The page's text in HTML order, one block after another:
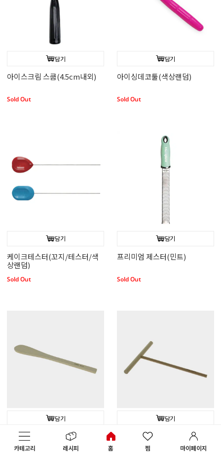
카테고리 레시피 홈 찜 마이페이지
담기
아이스크림 스쿱(4.5cm내외)
Sold Out
담기
아이싱데코툴(색상랜덤)
Sold Out
담기
케이크테스터(꼬지/테스터/색
상랜덤)
Sold Out
담기
프리미엄 제스터(민트)
Sold Out
담기
나무주걱(비치우드/밀랍피니
쉬)_25cm
담기
크레페밀대(비치우드/밀랍피니